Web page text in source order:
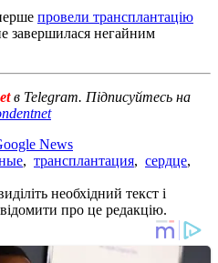
провели трансплантацію
завершилася негайним
в Telegram. Підписуйтесь на
News
, трансплантация, сердце,
необхідний текст і
про це редакцію.